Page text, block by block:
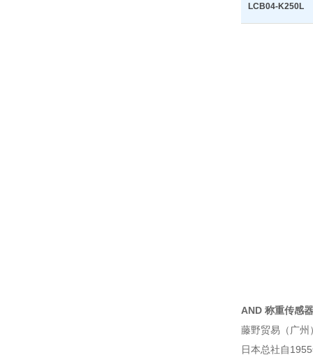
LCB04-K250L
AND 称重传感
藤野贸易（广州
日本总社自